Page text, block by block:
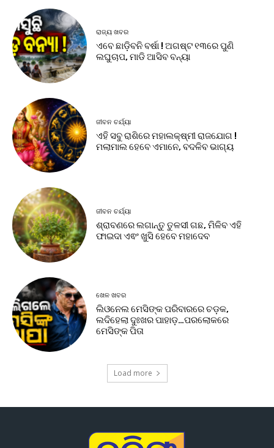
ରାଜ୍ୟ ଖବର
ଏବେ ଛାଡ଼ିବନି ବର୍ଷା ! ଅଗଷ୍ଟ ୧୩ରେ ପୁଣି
ଲଘୁଚାପ, ମାଡି ଆସିବ ବନ୍ୟା
ଜୀବନ ଚର୍ଯ୍ୟା
ଏହି ସବୁ ରାଶିରେ ମହାଲକ୍ଷ୍ମୀ ରାଜଯୋଗ !
ମଲାମାଲ ହେବେ ଏମାନେ, ବଦଳିବ ଭାଗ୍ୟ
ଜୀବନ ଚର୍ଯ୍ୟା
ଶ୍ରାବଣରେ ଲଗାନ୍ତୁ ତୁଳସୀ ଗଛ, ମିଳିବ ଏହି
ଫାଇଦା ଏଵଂ ଖୁସି ହେବେ ମହାଦେବ
ଖେଳ ଖବର
ଲିଓନେଲ ମେସିଙ୍କ ପରିବାରରେ ଚଡ଼କ,
ଲଦିହେଲା ଦୁଃଖର ପାହାଡ଼…ପରଲୋକରେ
ମେସିଙ୍କ ପିତା
Load more